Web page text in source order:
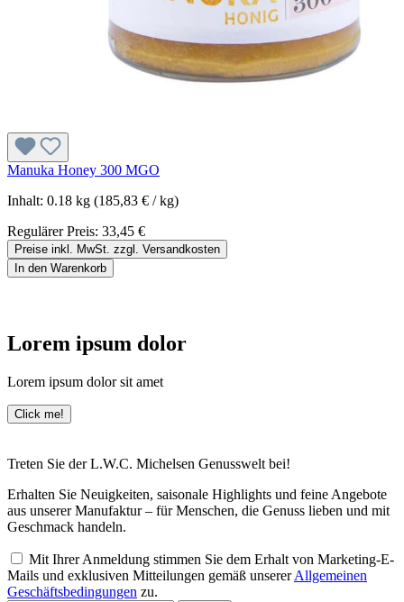
Manuka Honey 300 MGO
Inhalt: 0.18 kg (185,83 € / kg)
Regulärer Preis: 33,45 €
Preise inkl. MwSt. zzgl. Versandkosten
In den Warenkorb
Lorem ipsum dolor
Lorem ipsum dolor sit amet
Click me!
Treten Sie der L.W.C. Michelsen Genusswelt bei!
Erhalten Sie Neuigkeiten, saisonale Highlights und feine Angebote
aus unserer Manufaktur – für Menschen, die Genuss lieben und mit
Geschmack handeln.
Mit Ihrer Anmeldung stimmen Sie dem Erhalt von Marketing-E-
Mails und exklusiven Mitteilungen gemäß unsererAllgemeinen
Geschäftsbedingungen zu.